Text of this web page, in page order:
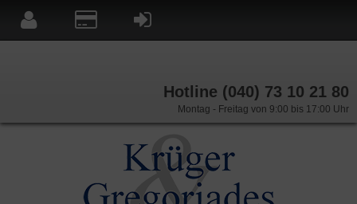
Hotline (040) 73 10 21 80
Montag - Freitag von 9:00 bis 17:00 Uhr